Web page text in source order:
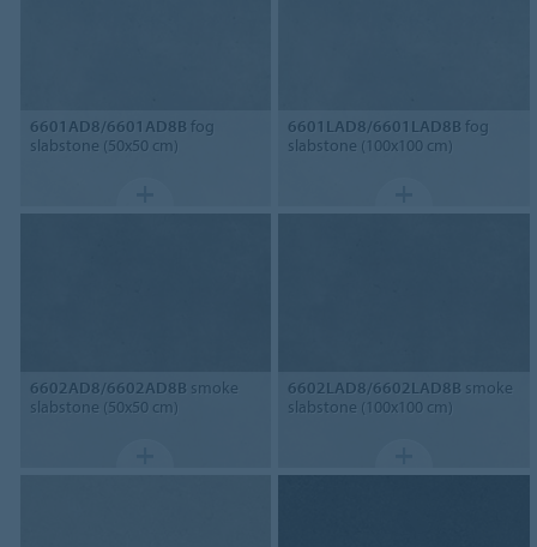
6601AD8/6601AD8B fog
slabstone (50x50 cm)
6601LAD8/6601LAD8B fog
slabstone (100x100 cm)
6602AD8/6602AD8B smoke
slabstone (50x50 cm)
6602LAD8/6602LAD8B smoke
slabstone (100x100 cm)